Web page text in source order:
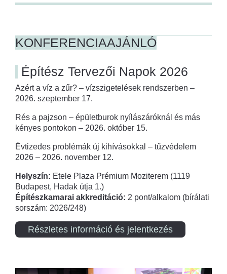
KONFERENCIAAJÁNLÓ
Építész Tervezői Napok 2026
Azért a víz a zűr? – vízszigetelések rendszerben –
2026. szeptember 17.
Rés a pajzson – épületburok nyílászáróknál és más
kényes pontokon – 2026. október 15.
Évtizedes problémák új kihívásokkal – tűzvédelem
2026 – 2026. november 12.
Helyszín: Etele Plaza Prémium Moziterem (1119
Budapest, Hadak útja 1.)
Építészkamarai akkreditáció: 2 pont/alkalom (bírálati
sorszám: 2026/248)
Részletes információ és jelentkezés